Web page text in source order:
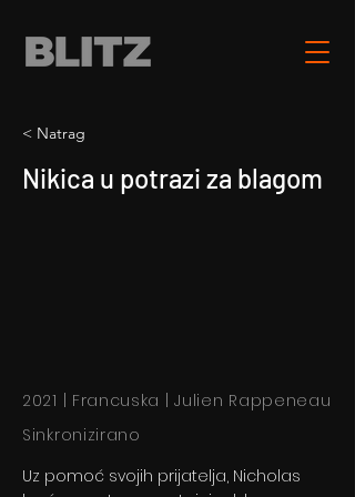
< Natrag
Nikica u potrazi za blagom
2021 | Francuska | Julien Rappeneau
Sinkronizirano
Uz pomoć svojih prijatelja, Nicholas